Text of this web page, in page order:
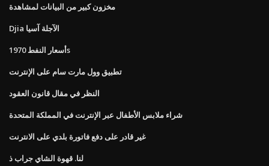
مخزون كبير من البيانات لمشاهدة
Djia الآجلة آسيا
أسعار النفط 1970s
تطبيق وول مارت سام على الإنترنت
النظر في مقال قانون العقود
شراء ملابس الأطفال عبر الإنترنت في المملكة المتحدة
غير قادر على دفع فاتورة بلدي على الانترنت
لنا. قهوة الشاي جراب ذ